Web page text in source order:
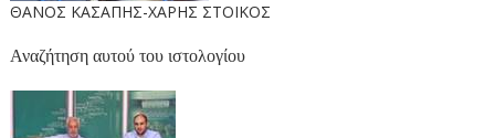
ΘΑΝΟΣ ΚΑΣΑΠΗΣ-ΧΑΡΗΣ ΣΤΟΙΚΟΣ
Αναζήτηση αυτού του ιστολογίου